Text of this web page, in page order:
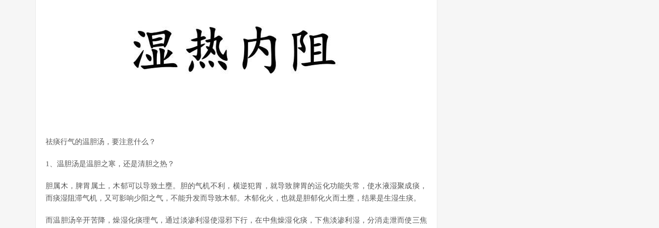
祛痰行气的温胆汤，要注意什么？
1、温胆汤是温胆之寒，还是清胆之热？
胆属木，脾胃属土，木郁可以导致土壅。胆的气机不利，横逆犯胃，就导致脾胃的运化功能失常，使水液湿聚成痰，
而痰湿阻滞气机，又可影响少阳之气，不能升发而导致木郁。木郁化火，也就是胆郁化火而土壅，结果是生湿生痰。
而温胆汤辛开苦降，燥湿化痰理气，通过淡渗利湿使湿邪下行，在中焦燥湿化痰，下焦淡渗利湿，分消走泄而使三焦